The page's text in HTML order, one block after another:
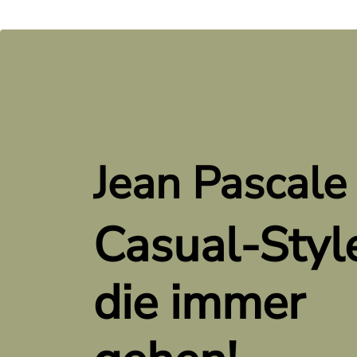
Jean Pascale
Casual-
die immer